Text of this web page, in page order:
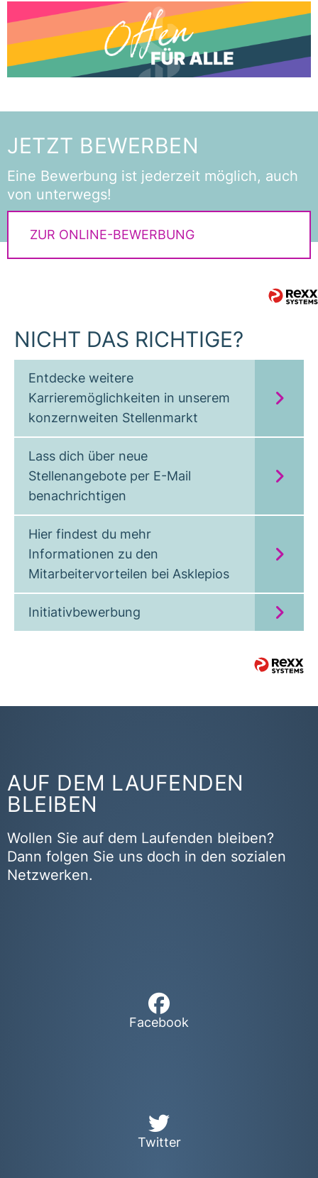
JETZT BEWERBEN
Eine Bewerbung ist jederzeit möglich, auch
von unterwegs!
ZUR ONLINE-BEWERBUNG
NICHT DAS RICHTIGE?
Entdecke weitere
Karrieremöglichkeiten in unserem
konzernweiten Stellenmarkt
Lass dich über neue
Stellenangebote per E-Mail
benachrichtigen
Hier findest du mehr
Informationen zu den
Mitarbeitervorteilen bei Asklepios
Initiativbewerbung
AUF DEM LAUFENDEN
BLEIBEN
Wollen Sie auf dem Laufenden bleiben?
Dann folgen Sie uns doch in den sozialen
Netzwerken.
Facebook
Twitter